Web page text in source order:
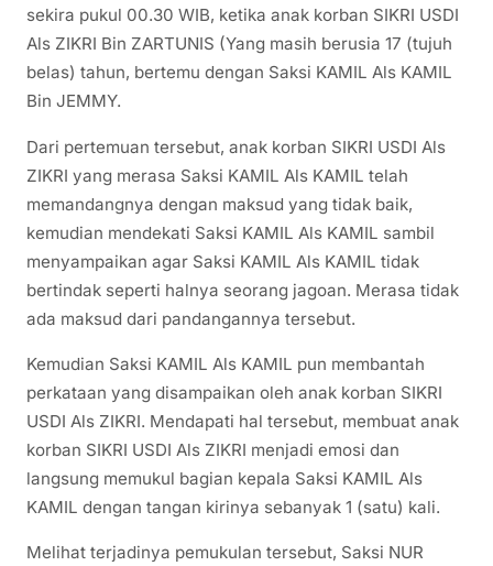
sekira pukul 00.30 WIB, ketika anak korban SIKRI USDI
Als ZIKRI Bin ZARTUNIS (Yang masih berusia 17 (tujuh
belas) tahun, bertemu dengan Saksi KAMIL Als KAMIL
Bin JEMMY.
Dari pertemuan tersebut, anak korban SIKRI USDI Als
ZIKRI yang merasa Saksi KAMIL Als KAMIL telah
memandangnya dengan maksud yang tidak baik,
kemudian mendekati Saksi KAMIL Als KAMIL sambil
menyampaikan agar Saksi KAMIL Als KAMIL tidak
bertindak seperti halnya seorang jagoan. Merasa tidak
ada maksud dari pandangannya tersebut.
Kemudian Saksi KAMIL Als KAMIL pun membantah
perkataan yang disampaikan oleh anak korban SIKRI
USDI Als ZIKRI. Mendapati hal tersebut, membuat anak
korban SIKRI USDI Als ZIKRI menjadi emosi dan
langsung memukul bagian kepala Saksi KAMIL Als
KAMIL dengan tangan kirinya sebanyak 1 (satu) kali.
Melihat terjadinya pemukulan tersebut, Saksi NUR